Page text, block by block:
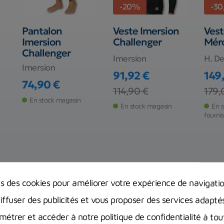
Pantalon
Imersion
Challenger
Imersion
Prix
74,90 €
En stock magasin
-20%
Veste Imersion
Challenger
Imersion
Prix
91,92 €
Prix de base
114,90 €
En stock magasin
-
H.
Prix
Prix
En
des cookies pour améliorer votre expérience de
des publicités et vous proposer des services
et accéder à notre politique de confidentialité à